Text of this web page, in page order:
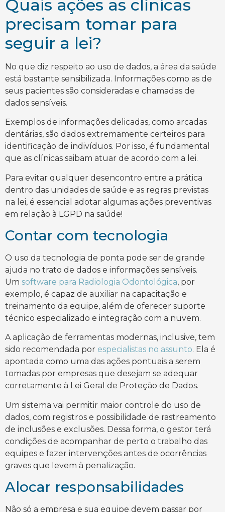
Quais ações as clínicas
precisam tomar para
seguir a lei?
No que diz respeito ao uso de dados, a área da saúde
está bastante sensibilizada. Informações como as de
seus pacientes são consideradas e chamadas de
dados sensíveis.
Exemplos de informações delicadas, como arcadas
dentárias, são dados extremamente certeiros para
identificação de indivíduos. Por isso, é fundamental
que as clínicas saibam atuar de acordo com a lei.
Para evitar qualquer desencontro entre a prática
dentro das unidades de saúde e as regras previstas
na lei, é essencial adotar algumas ações preventivas
em relação à LGPD na saúde!
Contar com tecnologia
O uso da tecnologia de ponta pode ser de grande
ajuda no trato de dados e informações sensíveis.
Um software para Radiologia Odontológica, por
exemplo, é capaz de auxiliar na capacitação e
treinamento da equipe, além de oferecer suporte
técnico especializado e integração com a nuvem.
A aplicação de ferramentas modernas, inclusive, tem
sido recomendada por especialistas no assunto. Ela é
apontada como uma das ações pontuais a serem
tomadas por empresas que desejam se adequar
corretamente à Lei Geral de Proteção de Dados.
Um sistema vai permitir maior controle do uso de
dados, com registros e possibilidade de rastreamento
de inclusões e exclusões. Dessa forma, o gestor terá
condições de acompanhar de perto o trabalho das
equipes e fazer intervenções antes de ocorrências
graves que levem à penalização.
Alocar responsabilidades
Não só a empresa e sua equipe devem passar por